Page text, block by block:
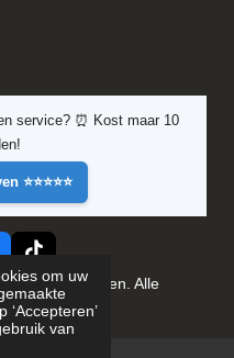
om uw
van
service? ⏰ Kost maar 10
⭐⭐⭐⭐⭐
T
i
k
T
o
garnalen. Alle